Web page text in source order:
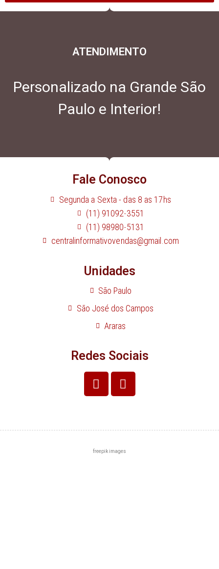
ATENDIMENTO
Personalizado na Grande São
Paulo e Interior!
Fale Conosco
Segunda a Sexta - das 8 as 17hs
(11) 91092-3551
(11) 98980-5131
centralinformativovendas@gmail.com
Unidades
São Paulo
São José dos Campos
Araras
Redes Sociais
freepik images